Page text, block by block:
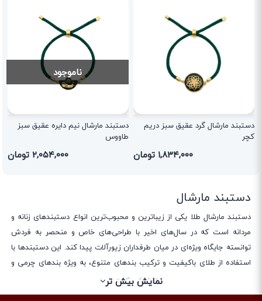
دستبند مارشال گرد عقیق سبز دریم
کچر
۱,۸۳۴,۰۰۰ تومان
دستبند مارشال نیم دایره عقیق سبز
طاووس
۲,۰۵۴,۰۰۰ تومان
ناموجود
دستبند مارشال
دستبند مارشال طلا یکی از زیباترین و محبوب‌ترین انواع دستبندهای زنانه و
مردانه است که در سال‌های اخیر با طراحی‌های خاص و منحصر به فردش
توانسته جایگاه ویژه‌ای در میان طرفداران زیورآلات پیدا کند. این دستبندها با
استفاده از طلای باکیفیت و ترکیب بندهای متنوع، به ویژه بندهای چرمی و
پارچه‌ای، ظاهری مدرن و در عین حال کلاسیک ارائه می‌دهند که می‌توانند
مکمل بی‌نظیری برای استایل روزمره یا رسمی شما باشند.
نمایش کمتر
نمایش بیش تر